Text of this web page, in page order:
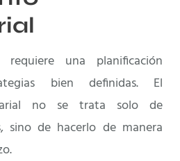
una planificación
bien definidas. El
no se trata solo de
sino de hacerlo de manera